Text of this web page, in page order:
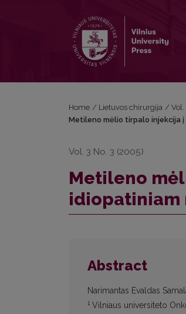
Home / Lietuvos chirurgija /
Metileno mėlio tirpalo injekcija
Vol. 3 No. 3 (2005)
Metileno
idiopatiniam
Abstract
Narimantas Evaldas
1 Vilniaus universiteto